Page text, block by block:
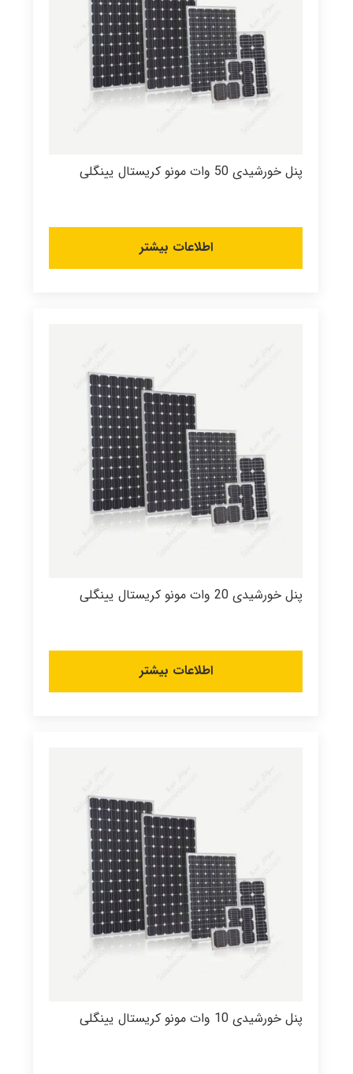
پنل خورشیدی 50 وات مونو کریستال یینگلی
اطلاعات بیشتر
پنل خورشیدی 20 وات مونو کریستال یینگلی
اطلاعات بیشتر
پنل خورشیدی 10 وات مونو کریستال یینگلی